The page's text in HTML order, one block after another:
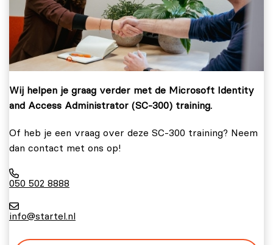
Wij helpen je graag verder met de Microsoft Identity
and Access Administrator (SC-300) training.
Of heb je een vraag over deze SC-300 training? Neem
dan contact met ons op!
050 502 8888
info@startel.nl